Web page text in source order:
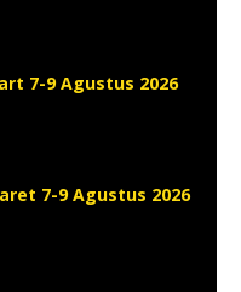
7-9 Agustus 2026
7-9 Agustus 2026